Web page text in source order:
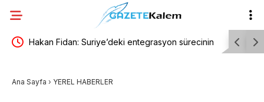
Hakan Fidan: Suriye’deki entegrasyon sürecinin Derya
Ana Sayfa › YEREL HABERLER